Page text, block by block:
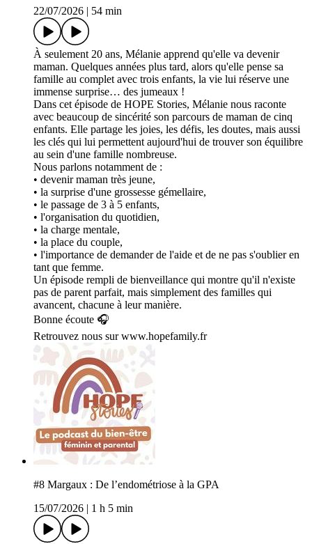
22/07/2026 | 54 min
À seulement 20 ans, Mélanie apprend qu'elle va devenir
maman. Quelques années plus tard, alors qu'elle pense sa
famille au complet avec trois enfants, la vie lui réserve une
immense surprise… des jumeaux !
Dans cet épisode de HOPE Stories, Mélanie nous raconte
avec beaucoup de sincérité son parcours de maman de cinq
enfants. Elle partage les joies, les défis, les doutes, mais aussi
les clés qui lui permettent aujourd'hui de trouver son équilibre
au sein d'une famille nombreuse.
Nous parlons notamment de :
• devenir maman très jeune,
• la surprise d'une grossesse gémellaire,
• le passage de 3 à 5 enfants,
• l'organisation du quotidien,
• la charge mentale,
• la place du couple,
• l'importance de demander de l'aide et de ne pas s'oublier en
tant que femme.
Un épisode rempli de bienveillance qui montre qu'il n'existe
pas de parent parfait, mais simplement des familles qui
avancent, chacune à leur manière.
Bonne écoute 🎧
Retrouvez nous sur www.hopefamily.fr
#8 Margaux : De l’endométriose à la GPA
15/07/2026 | 1 h 5 min